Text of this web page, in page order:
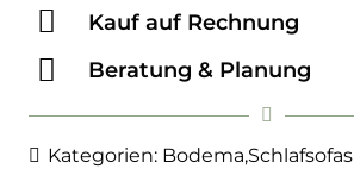
Kauf auf Rechnung
Beratung & Planung
Kategorien: Bodema,Schlafsofas